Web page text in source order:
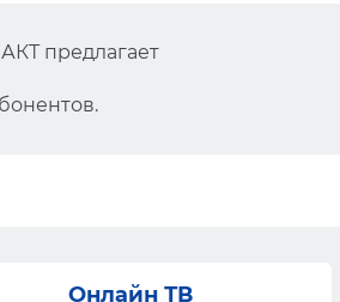
предлагает
Онлайн ТВ